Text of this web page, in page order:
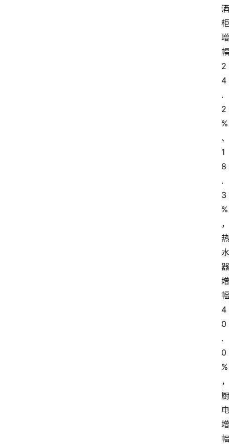
酒
柜
增
幅
2
4
.
2
%
、
1
8
.
3
%
，
热
水
器
增
幅
4
0
.
0
%
，
厨
电
增
幅